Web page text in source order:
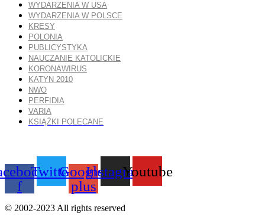
WYDARZENIA W USA
WYDARZENIA W POLSCE
KRESY
POLONIA
PUBLICYSTYKA
NAUCZANIE KATOLICKIE
KORONAWIRUS
KATYN 2010
NWO
PERFIDIA
VARIA
KSIĄŻKI POLECANE
f
TwitterGoogle-
plus
InstagramYoutube
© 2002-2023 All rights reserved